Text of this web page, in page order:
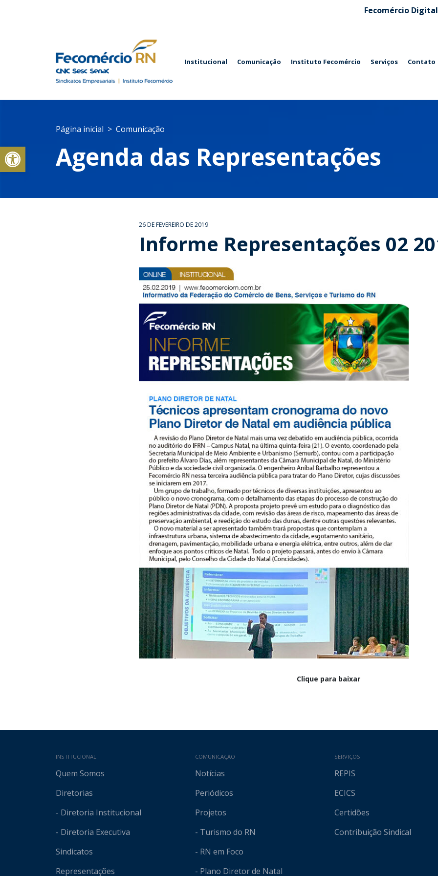
Abrir a barra de ferramentas
Fecomércio Digital
Institucional Comunicação Instituto Fecomércio Serviços Contato
Página inicial Comunicação
Agenda das Representações
26 DE FEVEREIRO DE 2019
Informe Representações 02
Clique para baixar
Mapa do site
INSTITUCIONAL
Quem Somos
Diretorias
- Diretoria Institucional
- Diretoria Executiva
Sindicatos
Representações
COMUNICAÇÃO
Notícias
Periódicos
Projetos
- Turismo do RN
- RN em Foco
- Plano Diretor de Natal
SERVIÇOS
REPIS
ECICS
Certidões
Contribuição Sindical